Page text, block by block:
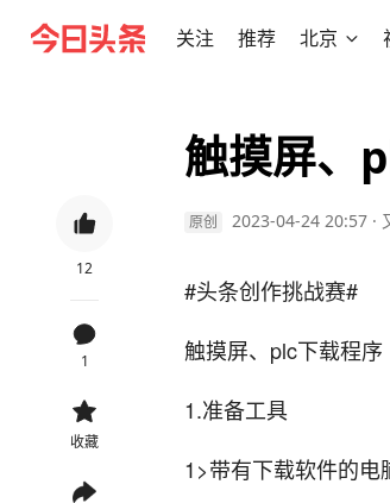
关注 推荐 北京
12
1
收藏
触摸屏、
原创 2023-04-24 20:57 ·
#头条创作挑战赛#
触摸屏、plc下载程序
1.准备工具
1>带有下载软件的